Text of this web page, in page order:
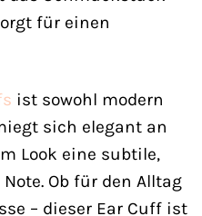
für einen
ist sowohl modern
sich elegant an
Look eine subtile,
Ob für den Alltag
– dieser Ear Cuff ist